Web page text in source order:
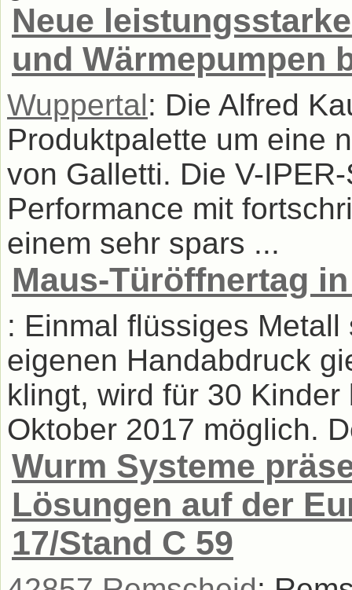
Neue
und Wärmepumpen
Wuppertal: Die Alfred
Produktpalette um eine
von Galletti. Die V-
Performance mit
einem sehr spars ...
Maus-Türöffnertag
: Einmal flüssiges
eigenen Handabdruck
klingt, wird für 30
Oktober 2017 möglich.
Wurm Systeme
Lösungen auf der
17/Stand C 59